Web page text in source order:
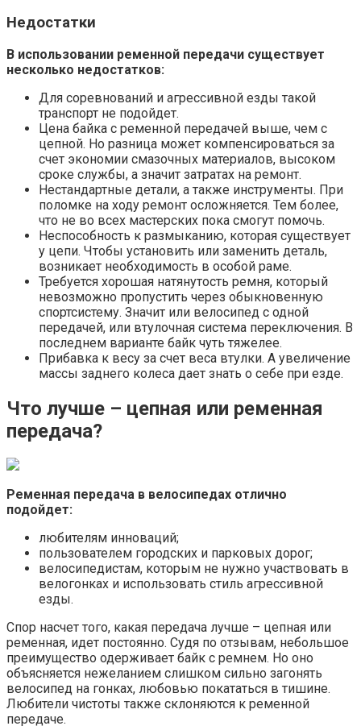
Недостатки
В использовании ременной передачи существует
несколько недостатков:
Для соревнований и агрессивной езды такой
транспорт не подойдет.
Цена байка с ременной передачей выше, чем с
цепной. Но разница может компенсироваться за
счет экономии смазочных материалов, высоком
сроке службы, а значит затратах на ремонт.
Нестандартные детали, а также инструменты. При
поломке на ходу ремонт осложняется. Тем более,
что не во всех мастерских пока смогут помочь.
Неспособность к размыканию, которая существует
у цепи. Чтобы установить или заменить деталь,
возникает необходимость в особой раме.
Требуется хорошая натянутость ремня, который
невозможно пропустить через обыкновенную
спортсистему. Значит или велосипед с одной
передачей, или втулочная система переключения. В
последнем варианте байк чуть тяжелее.
Прибавка к весу за счет веса втулки. А увеличение
массы заднего колеса дает знать о себе при езде.
Что лучше – цепная или ременная
передача?
Ременная передача в велосипедах отлично
подойдет:
любителям инноваций;
пользователем городских и парковых дорог;
велосипедистам, которым не нужно участвовать в
велогонках и использовать стиль агрессивной
езды.
Спор насчет того, какая передача лучше – цепная или
ременная, идет постоянно. Судя по отзывам, небольшое
преимущество одерживает байк с ремнем. Но оно
объясняется нежеланием слишком сильно загонять
велосипед на гонках, любовью покататься в тишине.
Любители чистоты также склоняются к ременной
передаче.